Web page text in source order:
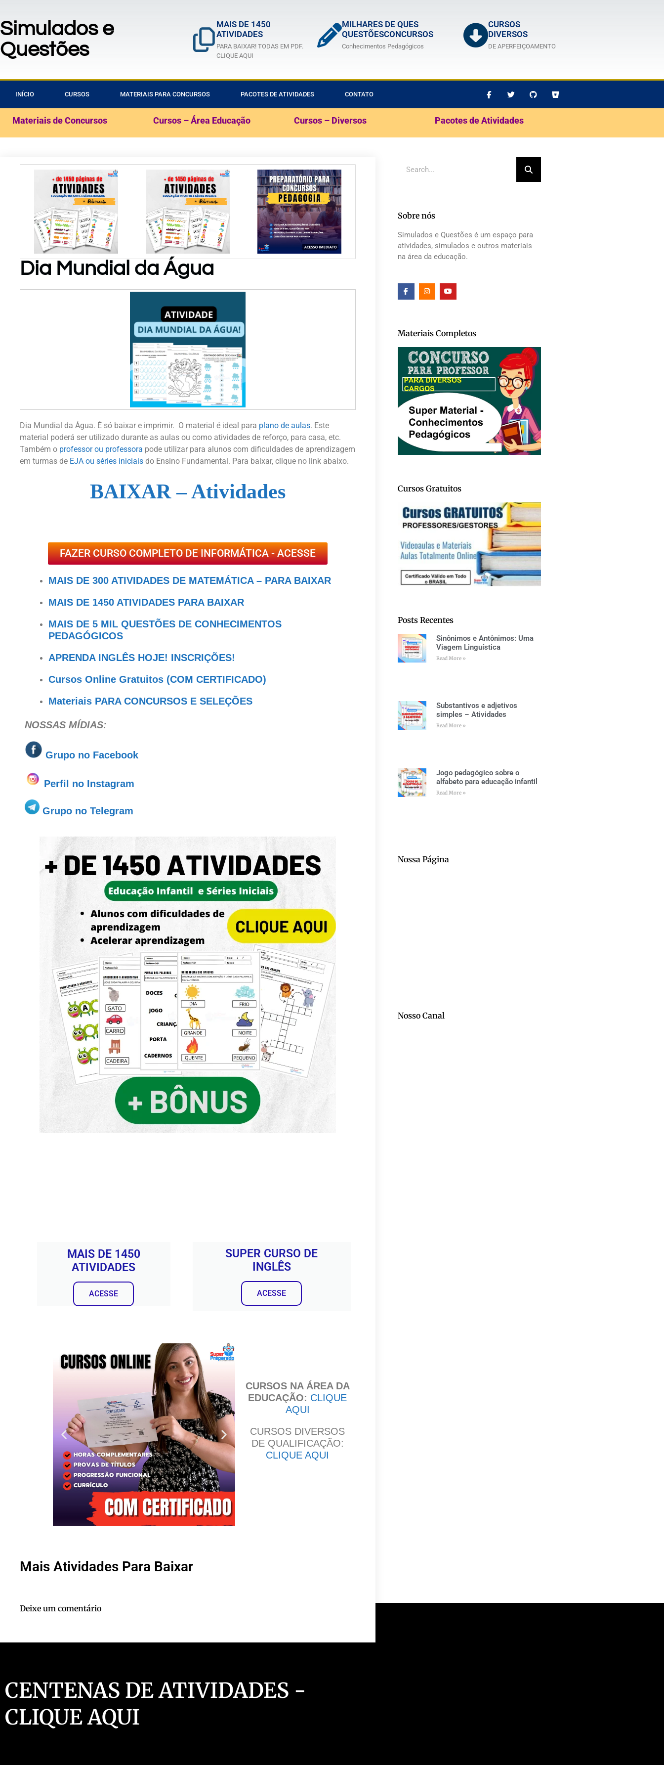
Simulados e
Questões
MAIS DE 1450
ATIVIDADES
PARA BAIXAR! TODAS EM PDF.
CLIQUE AQUI
MILHARES DE QUES
QUESTÕESCONCURSOS
Conhecimentos Pedagógicos
CURSOS
DIVERSOS
DE APERFEIÇOAMENTO
INÍCIO CURSOS MATERIAIS PARA CONCURSOS PACOTES DE ATIVIDADES CONTATO
Materiais de Concursos Cursos – Área Educação Cursos – Diversos Pacotes de Atividades
BAIXAR!
Atividades
de
Matemática
P/ Educ
Infantil
Dia Mundial da Água
Dia Mundial da Água. É só baixar e imprimir. O material é ideal para plano de aulas. Este
material poderá ser utilizado durante as aulas ou como atividades de reforço, para casa, etc.
Também o professor ou professora pode utilizar para alunos com dificuldades de aprendizagem
em turmas de EJA ou séries iniciais do Ensino Fundamental. Para baixar, clique no link abaixo.
BAIXAR – Atividades
FAZER CURSO COMPLETO DE INFORMÁTICA - ACESSE
MAIS DE 300 ATIVIDADES DE MATEMÁTICA – PARA BAIXAR
MAIS DE 1450 ATIVIDADES PARA BAIXAR
MAIS DE 5 MIL QUESTÕES DE CONHECIMENTOS
PEDAGÓGICOS
APRENDA INGLÊS HOJE! INSCRIÇÕES!
Cursos Online Gratuitos (COM CERTIFICADO)
Materiais PARA CONCURSOS E SELEÇÕES
NOSSAS MÍDIAS:
Grupo no Facebook
Perfil no Instagram
Grupo no Telegram
MAIS DE 1450
ATIVIDADES
ACESSE
SUPER CURSO DE
INGLÊS
ACESSE
Clique
CURSOS NA ÁREA DA
EDUCAÇÃO: CLIQUE
AQUI
CURSOS DIVERSOS
DE QUALIFICAÇÃO:
CLIQUE AQUI
Mais Atividades Para Baixar
Deixe um comentário
Sobre nós
Simulados e Questões é um espaço para
atividades, simulados e outros materiais
na área da educação.
Materiais Completos
Cursos Gratuitos
Posts Recentes
Sinônimos e Antônimos: Uma
Viagem Linguística
Read More »
Substantivos e adjetivos
simples – Atividades
Read More »
Jogo pedagógico sobre o
alfabeto para educação infantil
Read More »
Nossa Página
Nosso Canal
CENTENAS DE ATIVIDADES -
CLIQUE AQUI